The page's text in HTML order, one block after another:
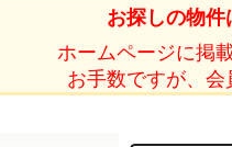
お探しの物件
ホームページに掲
お手数ですが、会